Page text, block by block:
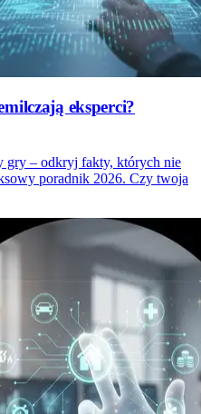
eksperci?
gry – odkryj fakty, których nie
poradnik 2026. Czy twoja